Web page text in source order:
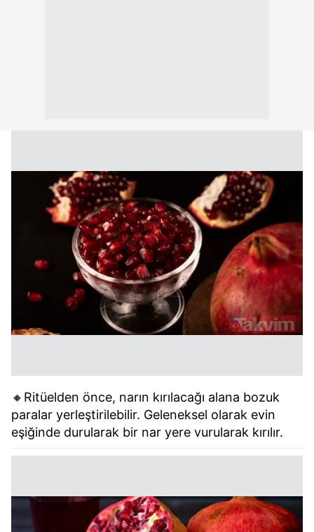
🔸Ritüelden önce, narın kırılacağı alana bozuk
paralar yerleştirilebilir. Geleneksel olarak evin
eşiğinde durularak bir nar yere vurularak kırılır.